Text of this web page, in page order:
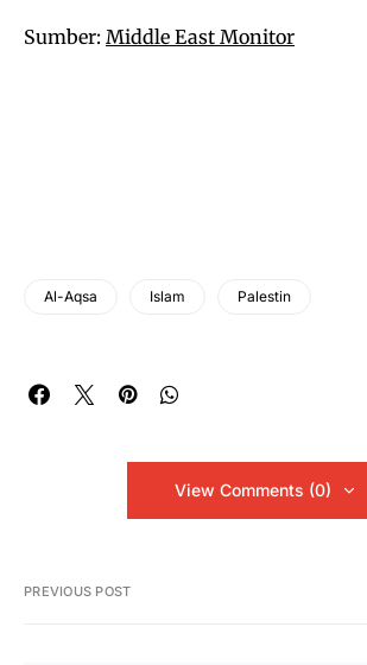
Sumber: Middle East Monitor
Al-Aqsa Islam Palestin
View Comments (0)
PREVIOUS POST